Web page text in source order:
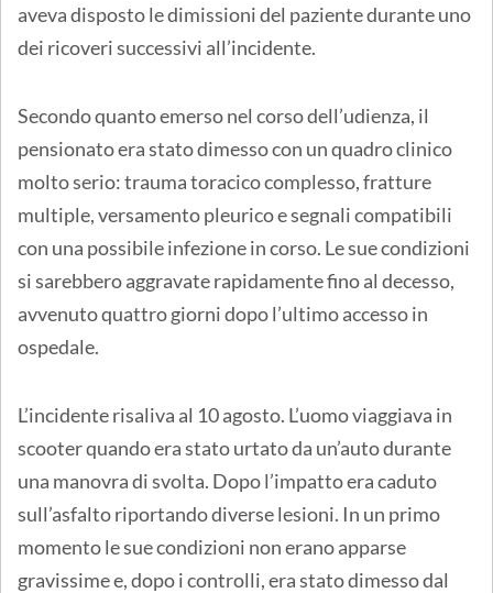
aveva disposto le dimissioni del paziente durante uno
dei ricoveri successivi all’incidente.
Secondo quanto emerso nel corso dell’udienza, il
pensionato era stato dimesso con un quadro clinico
molto serio: trauma toracico complesso, fratture
multiple, versamento pleurico e segnali compatibili
con una possibile infezione in corso. Le sue condizioni
si sarebbero aggravate rapidamente fino al decesso,
avvenuto quattro giorni dopo l’ultimo accesso in
ospedale.
L’incidente risaliva al 10 agosto. L’uomo viaggiava in
scooter quando era stato urtato da un’auto durante
una manovra di svolta. Dopo l’impatto era caduto
sull’asfalto riportando diverse lesioni. In un primo
momento le sue condizioni non erano apparse
gravissime e, dopo i controlli, era stato dimesso dal